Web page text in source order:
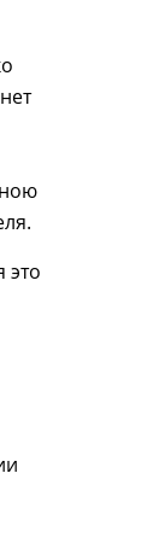
это